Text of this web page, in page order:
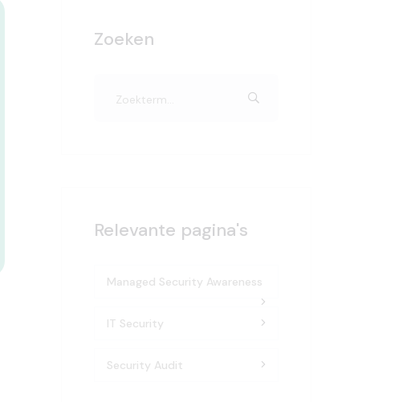
Zoeken
Relevante pagina's
Managed Security Awareness
IT Security
Security Audit